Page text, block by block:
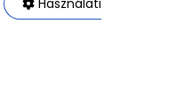
Használati